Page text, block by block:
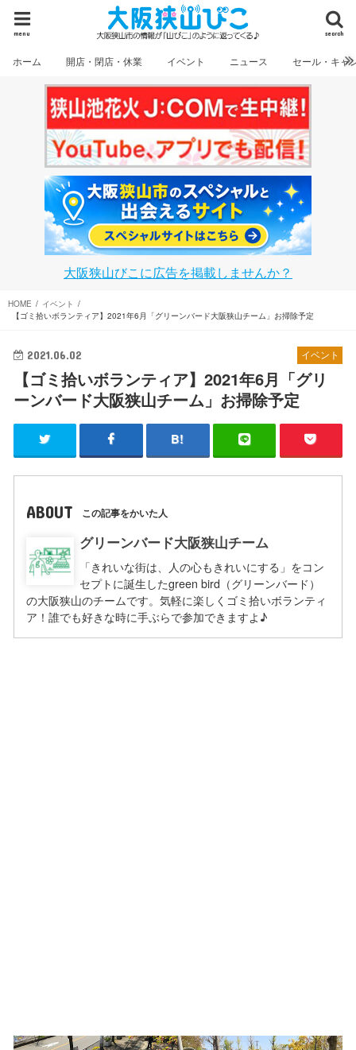
search
menu
ホーム 開店・閉店・休業 イベント ニュース セール・キャ
大阪狭山びこに広告を掲載しませんか？
HOME
イベント
【ゴミ拾いボランティア】2021年6月「グリーンバード大阪狭山チーム」お掃除予定
イベント
2021.06.02
【ゴミ拾いボランティア】2021年6月「グリ
ーンバード大阪狭山チーム」お掃除予定
ABOUT この記事をかいた人
グリーンバード大阪狭山チーム
「きれいな街は、人の心もきれいにする」をコン
セプトに誕生したgreen bird（グリーンバード）
の大阪狭山のチームです。気軽に楽しくゴミ拾いボランティ
ア！誰でも好きな時に手ぶらで参加できますよ♪